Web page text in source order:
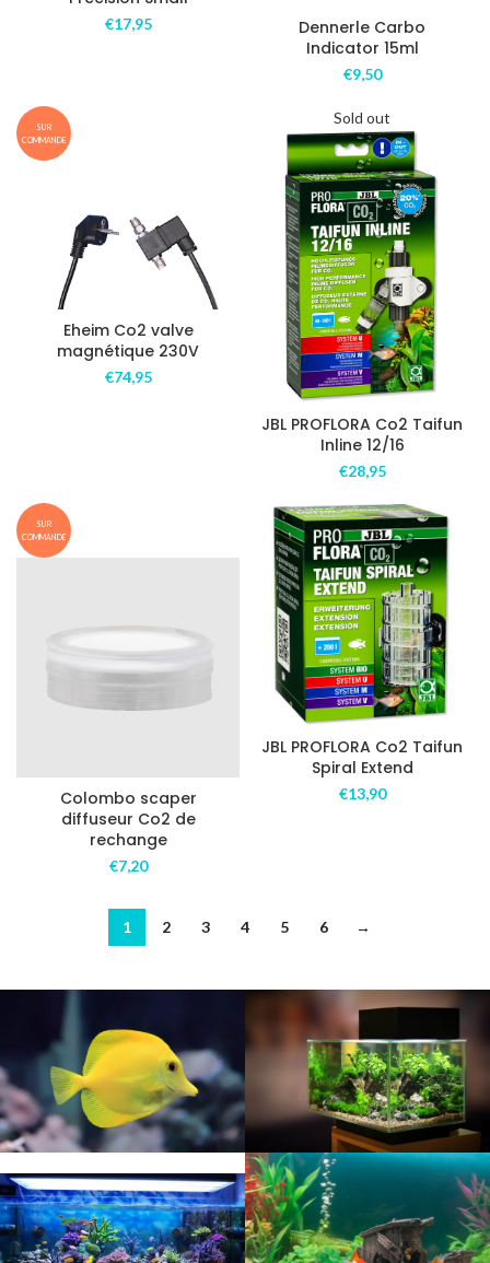
€17,95
Dennerle Carbo
Indicator 15ml
€9,50
SUR
COMMANDE
Eheim Co2 valve
magnétique 230V
€74,95
Sold out
JBL PROFLORA Co2 Taifun
Inline 12/16
€28,95
SUR
COMMANDE
Colombo scaper
diffuseur Co2 de
rechange
€7,20
JBL PROFLORA Co2 Taifun
Spiral Extend
€13,90
1 2 3 4 5 6 →